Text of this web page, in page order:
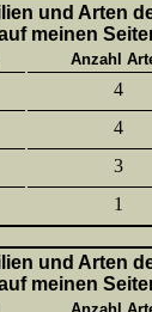
und Arten
meinen
Anzahl
4
4
3
1
und Arten
meinen